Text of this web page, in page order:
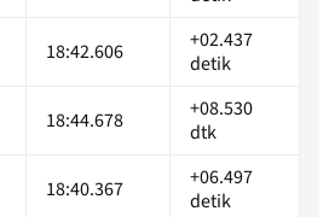
18:42.606
+02.437
detik
18:44.678
+08.530
dtk
18:40.367
+06.497
detik